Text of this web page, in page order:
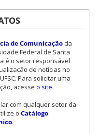
de Comunicaçãoda
Federal de Santa
é o setor responsável
de notícias no
Para solicitar uma
acesse o site.
com qualquer setor da
o Catálogo
.